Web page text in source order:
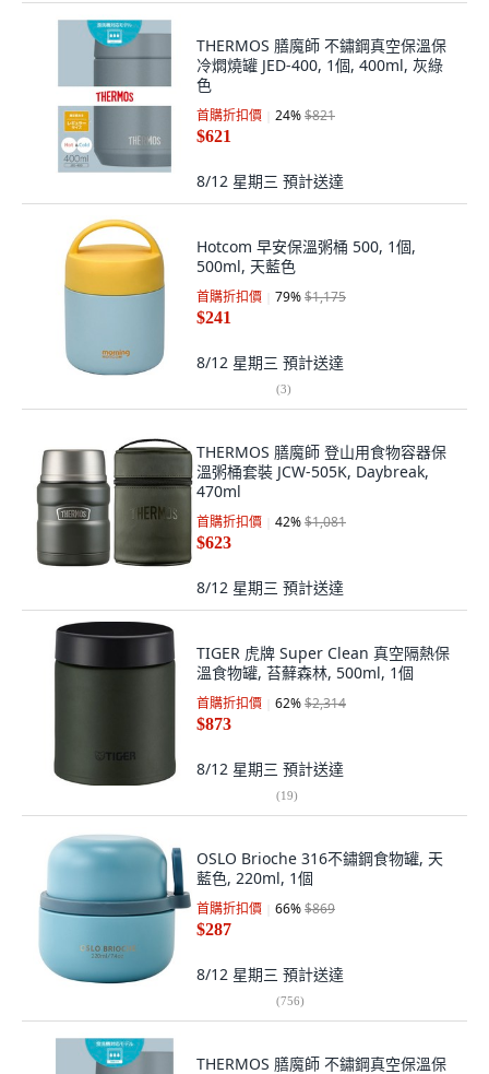
THERMOS 膳魔師 不鏽鋼真空保溫保
冷燜燒罐 JED-400, 1個, 400ml, 灰綠
色
首購折扣價 24%$821
$621
8/12 星期三 預計送達
Hotcom 早安保溫粥桶 500, 1個,
500ml, 天藍色
首購折扣價 79%$1,175
$241
8/12 星期三 預計送達
(3)
THERMOS 膳魔師 登山用食物容器保
溫粥桶套裝 JCW-505K, Daybreak,
470ml
首購折扣價 42%$1,081
$623
8/12 星期三 預計送達
TIGER 虎牌 Super Clean 真空隔熱保
溫食物罐, 苔蘚森林, 500ml, 1個
首購折扣價 62%$2,314
$873
8/12 星期三 預計送達
(19)
OSLO Brioche 316不鏽鋼食物罐, 天
藍色, 220ml, 1個
首購折扣價 66%$869
$287
8/12 星期三 預計送達
(756)
THERMOS 膳魔師 不鏽鋼真空保溫保